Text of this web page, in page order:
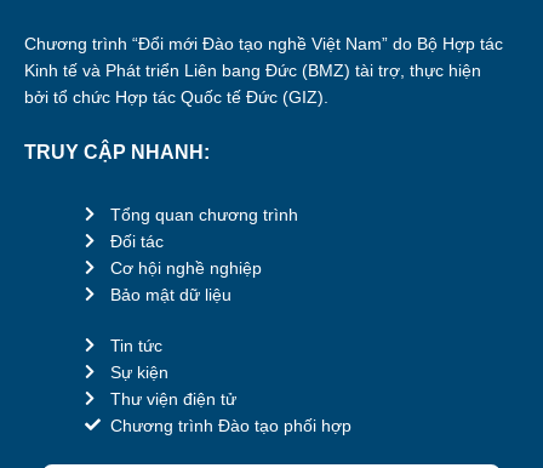
Chương trình “Đổi mới Đào tạo nghề Việt Nam” do Bộ Hợp tác
Kinh tế và Phát triển Liên bang Đức (BMZ) tài trợ, thực hiện
bởi tổ chức Hợp tác Quốc tế Đức (GIZ).
TRUY CẬP NHANH:
Tổng quan chương trình
Đối tác
Cơ hội nghề nghiệp
Bảo mật dữ liệu
Tin tức
Sự kiện
Thư viện điện tử
Chương trình Đào tạo phối hợp